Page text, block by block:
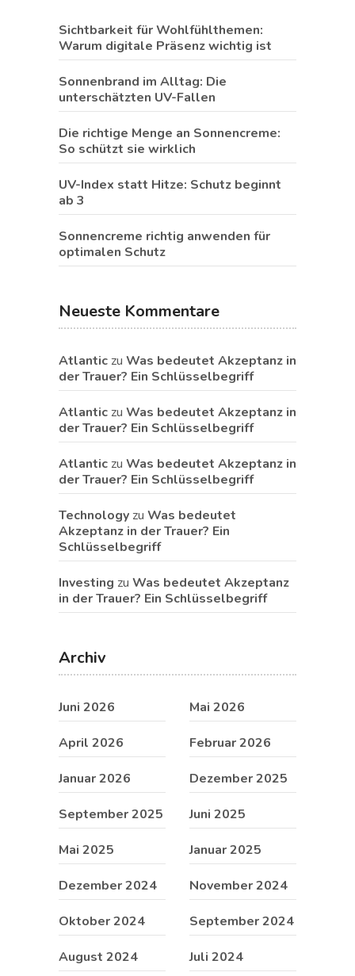
Sichtbarkeit für Wohlfühlthemen:
Warum digitale Präsenz wichtig ist
Sonnenbrand im Alltag: Die
unterschätzten UV-Fallen
Die richtige Menge an Sonnencreme:
So schützt sie wirklich
UV-Index statt Hitze: Schutz beginnt
ab 3
Sonnencreme richtig anwenden für
optimalen Schutz
Neueste Kommentare
Atlantic zu Was bedeutet Akzeptanz in
der Trauer? Ein Schlüsselbegriff
Atlantic zu Was bedeutet Akzeptanz in
der Trauer? Ein Schlüsselbegriff
Atlantic zu Was bedeutet Akzeptanz in
der Trauer? Ein Schlüsselbegriff
Technology zu Was bedeutet
Akzeptanz in der Trauer? Ein
Schlüsselbegriff
Investing zu Was bedeutet Akzeptanz
in der Trauer? Ein Schlüsselbegriff
Archiv
Juni 2026 Mai 2026
April 2026 Februar 2026
Januar 2026 Dezember 2025
September 2025 Juni 2025
Mai 2025 Januar 2025
Dezember 2024 November 2024
Oktober 2024 September 2024
August 2024 Juli 2024